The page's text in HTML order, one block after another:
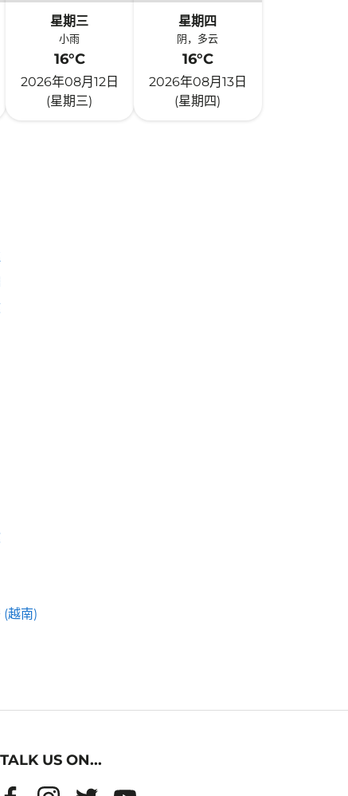
星期三
小雨
16°C
2026年08月12日
(星期三)
星期四
阴，多云
16°C
2026年08月13日
(星期四)
(越南)
US ON...